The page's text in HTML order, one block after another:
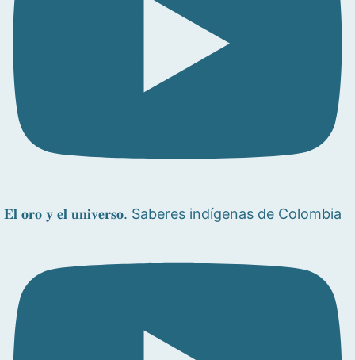
𝐄𝐥 𝐨𝐫𝐨 𝐲 𝐞𝐥 𝐮𝐧𝐢𝐯𝐞𝐫𝐬𝐨. Saberes indígenas de Colombia